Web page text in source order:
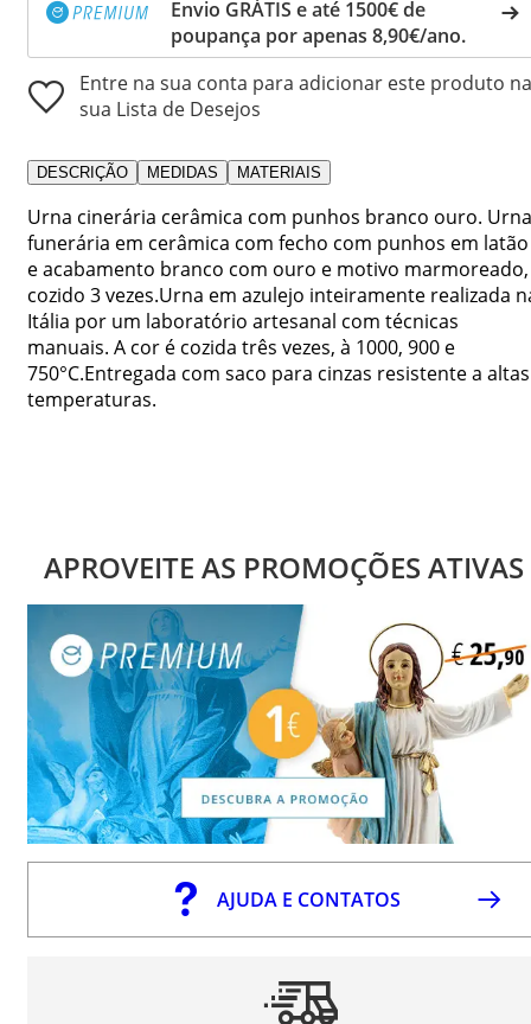
Envio GRÁTIS e até 1500€ de
poupança por apenas 8,90€/ano.
Entre na sua conta para adicionar este produto na
sua Lista de Desejos
DESCRIÇÃO MEDIDAS MATERIAIS
Urna cinerária cerâmica com punhos branco ouro. Urna
funerária em cerâmica com fecho com punhos em latão
e acabamento branco com ouro e motivo marmoreado,
cozido 3 vezes.Urna em azulejo inteiramente realizada
Itália por um laboratório artesanal com técnicas
manuais. A cor é cozida três vezes, à 1000, 900 e
750°C.Entregada com saco para cinzas resistente a altas
temperaturas.
APROVEITE AS PROMOÇÕES ATIVAS
AJUDA E CONTATOS